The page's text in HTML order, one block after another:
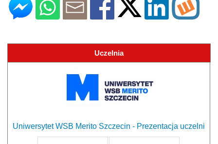
Uczelnia
Uniwersytet WSB Merito Szczecin - Prezentacja uczelni